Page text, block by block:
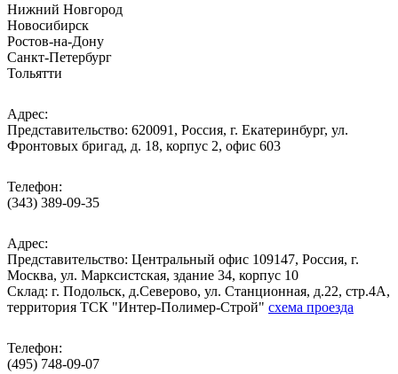
Нижний Новгород
Новосибирск
Ростов-на-Дону
Санкт-Петербург
Тольятти
Адрес:
Представительство: 620091, Россия, г. Екатеринбург, ул.
Фронтовых бригад, д. 18, корпус 2, офис 603
Телефон:
(343) 389-09-35
Адрес:
Представительство: Центральный офис 109147, Россия, г.
Москва, ул. Марксистская, здание 34, корпус 10
Cклад: г. Подольск, д.Северово, ул. Станционная, д.22, стр.4А,
территория ТСК "Интер-Полимер-Строй" схема проезда
Телефон:
(495) 748-09-07